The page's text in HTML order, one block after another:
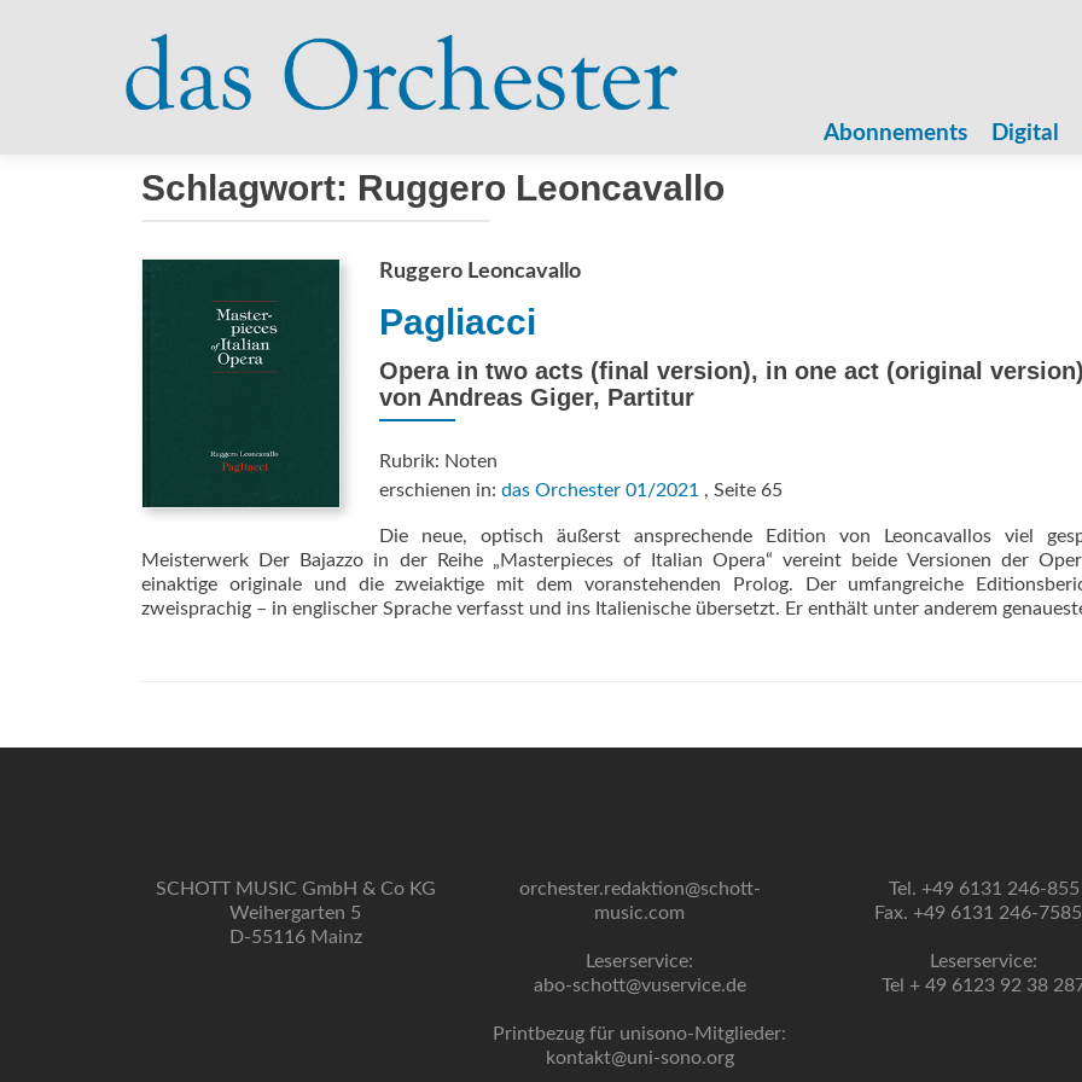
Abonnements Digital
Schlagwort: Ruggero Leoncavallo
Ruggero Leoncavallo
Pagliacci
Opera in two acts (final version), in one act (original
von Andreas Giger, Partitur
Rubrik: Noten
erschienen in: das Orchester 01/2021 , Seite 65
Die neue, optisch äußerst ansprechende Edition von Leoncavallos viel
Meisterwerk Der Bajazzo in der Reihe „Masterpieces of Italian Opera“ vereint beide Versionen der
einaktige originale und die zweiaktige mit dem voranstehenden Prolog. Der umfangreiche
zweisprachig – in englischer Sprache verfasst und ins Italienische übersetzt. Er enthält unter anderem
SCHOTT MUSIC GmbH & Co KG
Weihergarten 5
D-55116 Mainz
orchester.redaktion@schott-
music.com
Leserservice:
abo-schott@vuservice.de
Printbezug für unisono-Mitglieder:
kontakt@uni-sono.org
Tel. +49 6131 246-855
Fax. +49 6131 246-
Leserservice:
Tel + 49 6123 92 38